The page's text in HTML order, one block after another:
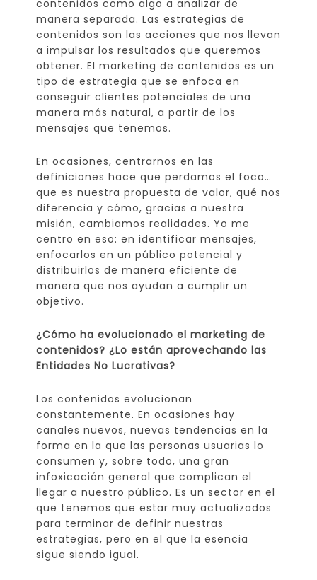
contenidos como algo a analizar de
manera separada. Las estrategias de
contenidos son las acciones que nos llevan
a impulsar los resultados que queremos
obtener. El marketing de contenidos es un
tipo de estrategia que se enfoca en
conseguir clientes potenciales de una
manera más natural, a partir de los
mensajes que tenemos.
En ocasiones, centrarnos en las
definiciones hace que perdamos el foco…
que es nuestra propuesta de valor, qué nos
diferencia y cómo, gracias a nuestra
misión, cambiamos realidades. Yo me
centro en eso: en identificar mensajes,
enfocarlos en un público potencial y
distribuirlos de manera eficiente de
manera que nos ayudan a cumplir un
objetivo.
¿Cómo ha evolucionado el marketing de
contenidos? ¿Lo están aprovechando las
Entidades No Lucrativas?
Los contenidos evolucionan
constantemente. En ocasiones hay
canales nuevos, nuevas tendencias en la
forma en la que las personas usuarias lo
consumen y, sobre todo, una gran
infoxicación general que complican el
llegar a nuestro público. Es un sector en el
que tenemos que estar muy actualizados
para terminar de definir nuestras
estrategias, pero en el que la esencia
sigue siendo igual.